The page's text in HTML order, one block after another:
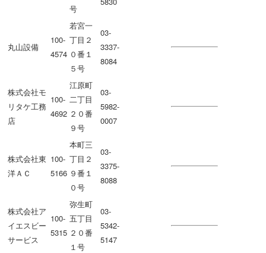
号
丸山設備
100-
4574
若宮一
丁目２
０番１
５号
03-
3337-
8084
株式会社モ
リタケ工務
店
100-
4692
江原町
二丁目
２０番
９号
03-
5982-
0007
株式会社東
洋ＡＣ
100-
5166
本町三
丁目２
９番１
０号
03-
3375-
8088
株式会社ア
イエスビー
サービス
100-
5315
弥生町
五丁目
２０番
１号
03-
5342-
5147